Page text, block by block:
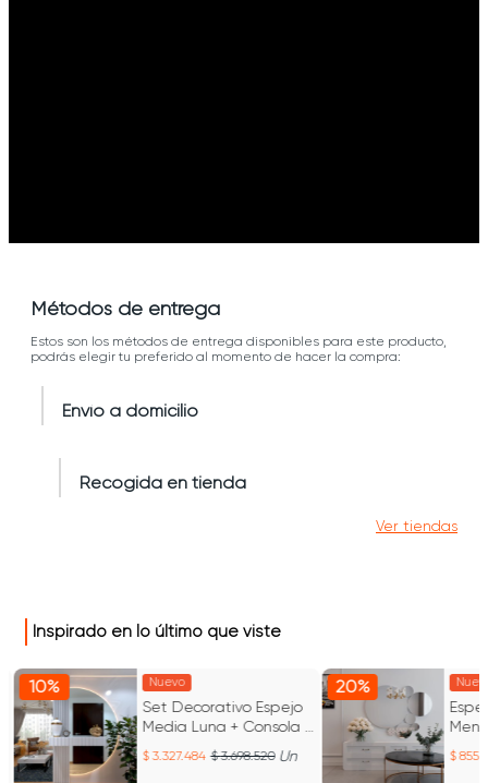
Métodos de entrega
Estos son los métodos de entrega disponibles para este producto,
podrás elegir tu preferido al momento de hacer la compra:
Envío a domicilio
Recogida en tienda
Ver tiendas
Inspirado en lo último que viste
10% Nuevo
Set Decorativo Espejo
Media Luna + Consola +
Listones
3.327.484 3.698.520 Un
20%